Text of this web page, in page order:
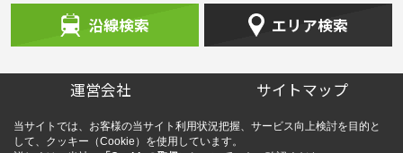
沿線検索 エリア検索
運営会社 サイトマップ
当サイトでは、お客様の当サイト利用状況把握、サービス向上検討を目的と
して、クッキー（Cookie）を使用しています。